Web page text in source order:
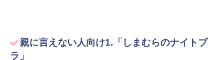
親に言えない人向け1.「しまむらのナイトブ
ラ」